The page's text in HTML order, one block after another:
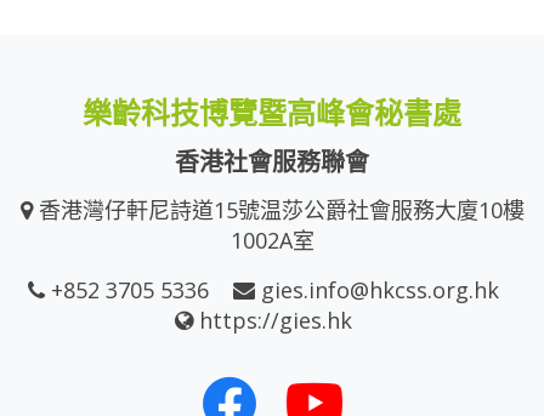
樂齡科技博覽暨高峰會秘書處
香港社會服務聯會
香港灣仔軒尼詩道15號温莎公爵社會服務大廈10樓
1002A室
+852 3705 5336
gies.info@hkcss.org.hk
https://gies.hk